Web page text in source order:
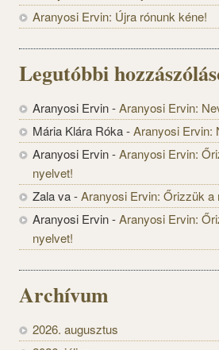
Aranyosi Ervin: Újra rónunk kéne!
Legutóbbi
Aranyosi Ervin-Aranyosi Ervin:
Mária Klára Róka-Aranyosi Ervin:
Aranyosi Ervin-Aranyosi Ervin:
nyelvet!
Zala va-Aranyosi Ervin: Őrizzük a
Aranyosi Ervin-Aranyosi Ervin:
nyelvet!
Archívum
2026. augusztus